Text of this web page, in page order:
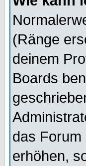
(Ränge
deinem
Boards
das Forum
erhöhen,